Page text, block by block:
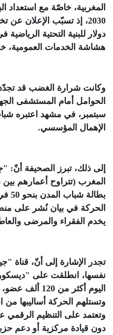
المغربية، خاصّة مع استعداد
دولار للبنية التحتية
هشاشة الخدمات العمومية،
وكانت شرارة الغضب قد
الحوامل أمام المستشفى
سبتمبر، في مشهد اعتبره
الإهمال المؤسسي.
إلى ذلك، تبرز الصحيفة أنّ:
الحركة في بيان نُشر على
يخدم الفقراء والمرضى
اليوم أكثر
وتستلهم الحركة أساليبها من
وتعتمد على التنظيم الرقمي
دون قيادة مركزية أو دعم